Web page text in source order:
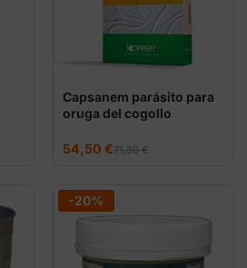
Capsanem parásito para
oruga del cogollo
71,30€
El
precio
71,30 €.
54,50 €
El
precio
54,50 €.
-20%